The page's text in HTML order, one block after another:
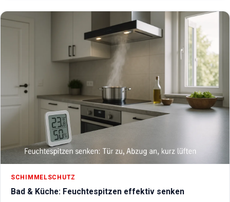
SCHIMMELSCHUTZ
Bad & Küche: Feuchtespitzen effektiv senken